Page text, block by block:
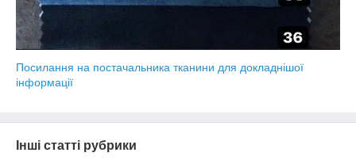
Посилання на постачальника тканини для докладнішої
інформації
Інші статті рубрики